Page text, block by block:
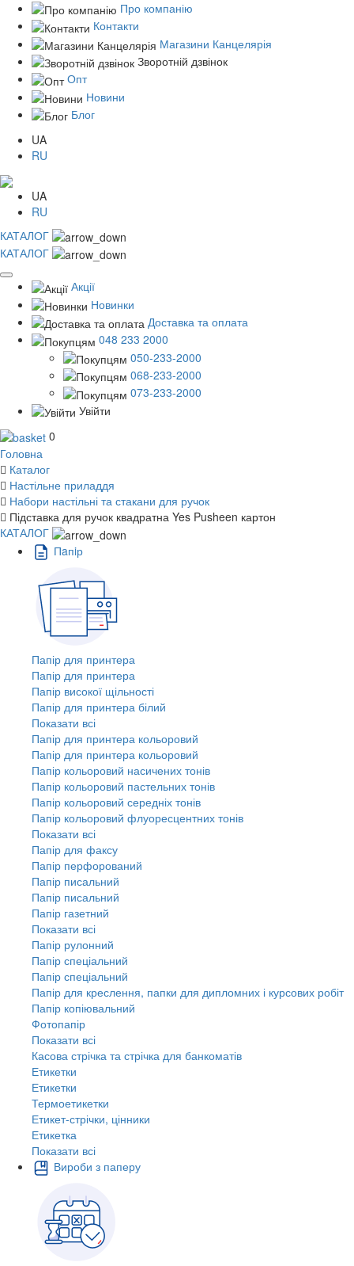
Про компанію
Контакти
Магазини Канцелярія
Зворотній дзвінок
Опт
Новини
Блог
UA
RU
UA
RU
КАТАЛОГ
КАТАЛОГ
Акції
Новинки
Доставка та оплата
048 233 2000
050-233-2000
068-233-2000
073-233-2000
Увійти
0
Головна
Каталог
Настільне приладдя
Набори настільні та стакани для ручок
Підставка для ручок квадратна Yes Pusheen картон
КАТАЛОГ
Пaпiр
Папір для принтера
Папір для принтера
Папір високої щільності
Папір для принтера білий
Показати всі
Папір для принтера кольоровий
Папір для принтера кольоровий
Папір кольоровий насичених тонів
Папір кольоровий пастельних тонів
Папір кольоровий середніх тонів
Папір кольоровий флуоресцентних тонів
Показати всі
Папір для факсу
Папір перфорований
Папір писальний
Папір писальний
Папір газетний
Показати всі
Папір рулонний
Папір спеціальний
Папір спеціальний
Папір для креслення, папки для дипломних і курсових робіт
Папір копіювальний
Фотопапір
Показати всі
Касова стрічка та стрічка для банкоматів
Етикетки
Етикетки
Термоетикетки
Етикет-стрічки, цінники
Етикетка
Показати всі
Вироби з паперу